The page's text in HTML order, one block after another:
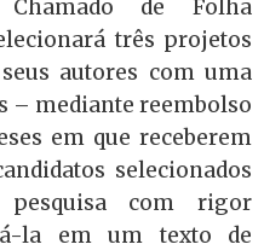
de Folha
três projetos
autores com uma
– mediante reembolso
em que receberem
selecionados
pesquisa com rigor
la em um texto de